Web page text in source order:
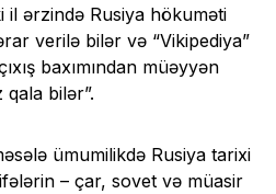
il ərzində Rusiya hökuməti
verilə bilər və “Vikipediya”
baxımından müəyyən
bilər”.
ümumilikdə Rusiya tarixi
– çar, sovet və müasir